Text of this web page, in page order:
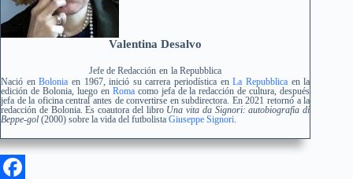
Valentina Desalvo
Jefe de Redacción en la Repubblica
Nació enBolonia en 1967, inició su carrera periodística enLa Repubblica en la
edición de Bolonia, luego en Romacomo jefa de la redacción de cultura, después
jefa de la oficina central antes de convertirse en subdirectora. En 2021 retornó a la
redacción de Bolonia. Es coautora del libro Una vita da Signori: autobiografia di
Beppe-gol (2000) sobre la vida del futbolista Giuseppe Signori.